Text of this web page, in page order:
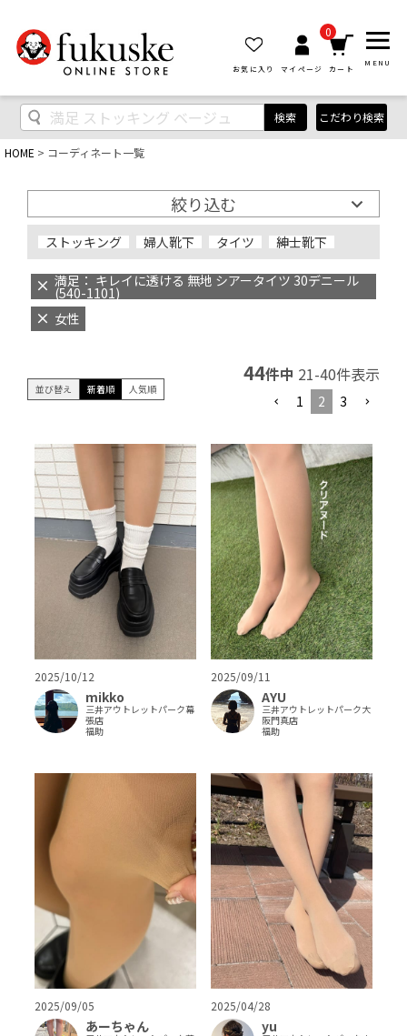
お気に入り マイページ
0
カート
MENU
検索 こだわり検索
HOME コーディネート一覧
絞り込む
ストッキング 婦人靴下 タイツ 紳士靴下
満足： キレイに透ける 無地 シアータイツ 30デニール
(540-1101)
女性
並び替え 新着順 人気順
44件中 21-40件表示
1 2 3
2025/10/12
mikko
三井アウトレットパーク幕
張店
福助
2025/09/11
AYU
三井アウトレットパーク大
阪門真店
福助
2025/09/05
あーちゃん
2025/04/28
yu